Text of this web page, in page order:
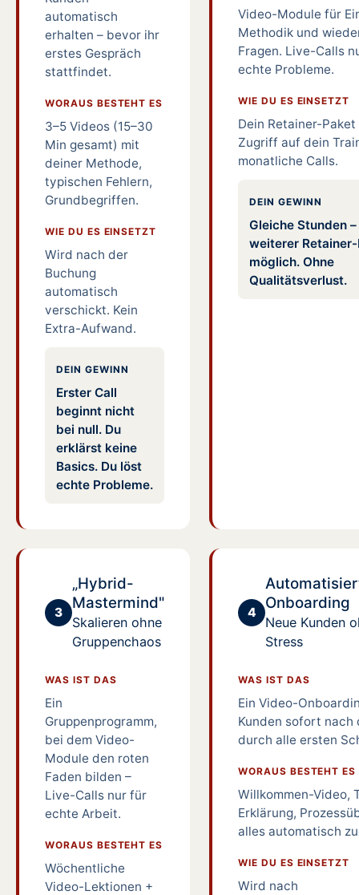
automatisch
erhalten – bevor ihr
erstes Gespräch
stattfindet.
WORAUS BESTEHT ES
3–5 Videos (15–30
Min gesamt) mit
deiner Methode,
typischen Fehlern,
Grundbegriffen.
WIE DU ES EINSETZT
Wird nach der
Buchung
automatisch
verschickt. Kein
Extra-Aufwand.
DEIN GEWINN
Erster Call
beginnt nicht
bei null. Du
erklärst keine
Basics. Du löst
echte Probleme.
Video-Module für
Methodik und
Fragen. Live-Calls
echte Probleme.
WIE DU ES EINSETZT
Dein Retainer-
Zugriff auf dein
monatliche Calls.
DEIN GEWINN
Gleiche Stunden
weiterer Retainer-
möglich. Ohne
Qualitätsverlust.
3
„Hybrid-
Mastermind"
Skalieren ohne
Gruppenchaos
WAS IST DAS
Ein
Gruppenprogramm,
bei dem Video-
Module den roten
Faden bilden –
Live-Calls nur für
echte Arbeit.
WORAUS BESTEHT ES
Wöchentliche
Video-Lektionen +
4
Onboarding
Neue Kunden
Stress
WAS IST DAS
Ein Video-
Kunden sofort nach
durch alle ersten
WORAUS BESTEHT ES
Willkommen-Video,
Erklärung,
alles automatisch
WIE DU ES EINSETZT
Wird nach